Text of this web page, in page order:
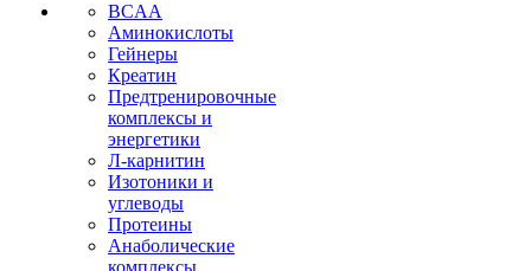
BCAA
Аминокислоты
Гейнеры
Креатин
Предтренировочные
комплексы и
энергетики
Л-карнитин
Изотоники и
углеводы
Протеины
Анаболические
комплексы